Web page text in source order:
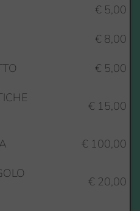
€ 5,00
€ 8,00
€ 5,00
€ 15,00
€ 100,00
€ 20,00